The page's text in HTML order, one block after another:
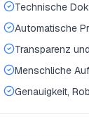
Technische
Automatische
Transparenz
Menschliche
Genauigkeit,